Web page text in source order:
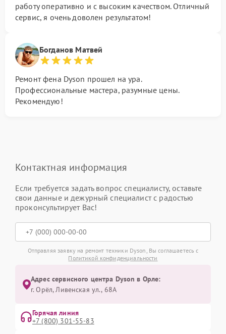
работу оперативно и с высоким качеством. Отличный
сервис, я очень доволен результатом!
Богданов Матвей
Ремонт фена Dyson прошел на ура.
Профессиональные мастера, разумные цены.
Рекомендую!
Контактная информация
Если требуется задать вопрос специалисту, оставьте
свои данные и дежурный специалист с радостью
проконсультирует Вас!
Отправляя заявку на ремонт техники Dyson, Вы соглашаетесь с
Политикой конфиденциальности
Адрес сервисного центра Dyson в Орле:
г. Орёл, Ливенская ул., 68А
Горячая линия
+7 (800) 301-55-83